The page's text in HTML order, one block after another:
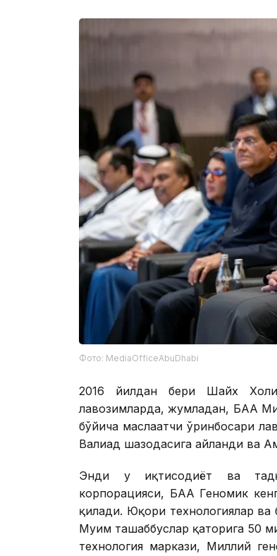
Фото: MediaOfficeAbuDhabi
2016 йилдан бери Шайх
лавозимларда, жумладан, БАА
бўйича маслаҳатчи ўринбосари
Валиаҳд шаҳзодасига айланди
Энди у иқтисодиёт ва
корпорацияси, БАА Геномик
қилади. Юқори технологиялар ва
Муҳим ташаббуслар қаторига 50
технология маркази, Миллий